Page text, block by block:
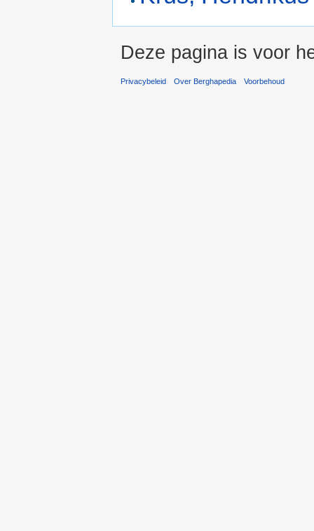
Deze pagina is voor
Privacybeleid Over Berghapedia Voorbehoud